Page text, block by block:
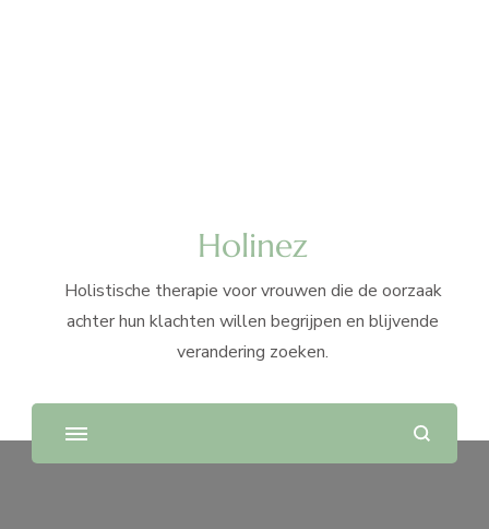
Holinez
Holistische therapie voor vrouwen die de oorzaak
achter hun klachten willen begrijpen en blijvende
verandering zoeken.